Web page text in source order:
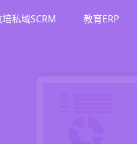
私域SCRM 教育ERP